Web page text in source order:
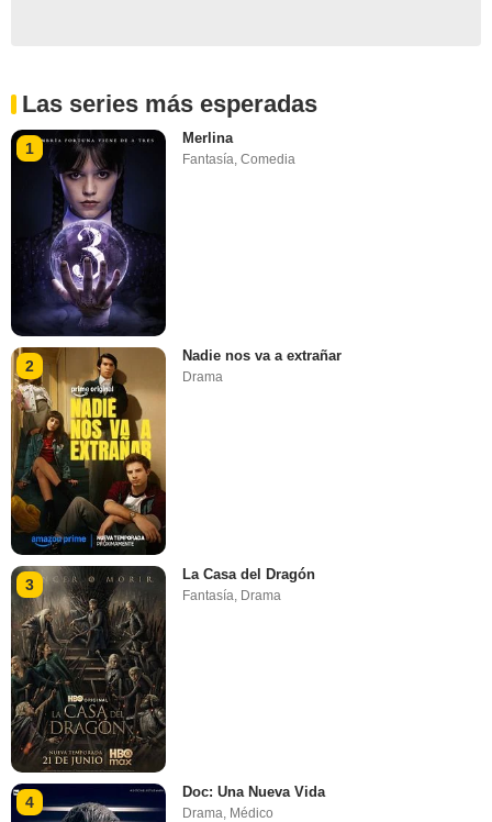
Las series más esperadas
1
Merlina
Fantasía,Comedia
2
Nadie nos va a extrañar
Drama
3
La Casa del Dragón
Fantasía Drama
4
Doc: Una Nueva Vida
Drama, Médico